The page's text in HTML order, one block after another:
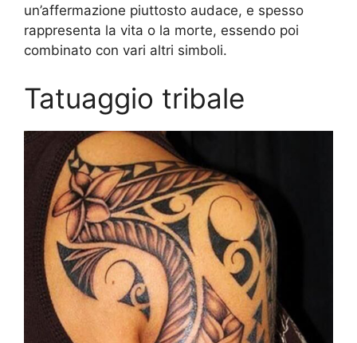
un’affermazione piuttosto audace, e spesso
rappresenta la vita o la morte, essendo poi
combinato con vari altri simboli.
Tatuaggio tribale